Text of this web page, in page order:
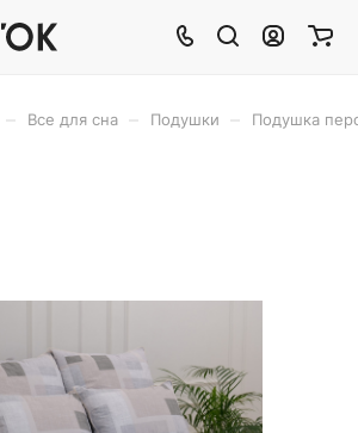
Все для сна Подушки Подушка